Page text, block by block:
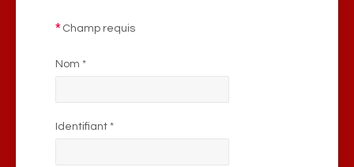
*Champ requis
Nom *
Identifiant *